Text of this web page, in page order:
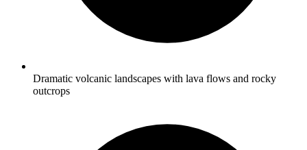
Dramatic volcanic landscapes with lava flows and rocky
outcrops